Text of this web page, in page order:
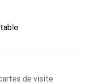
votre smartphone
fermée.
de visite